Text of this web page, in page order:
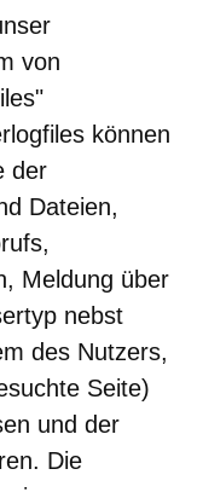
von
können
der
Dateien,
Meldung über
nebst
des Nutzers,
Seite)
und der
Die